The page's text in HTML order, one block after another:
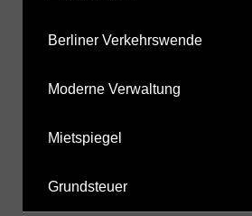
Berliner Verkehrswende
Moderne Verwaltung
Mietspiegel
Grundsteuer